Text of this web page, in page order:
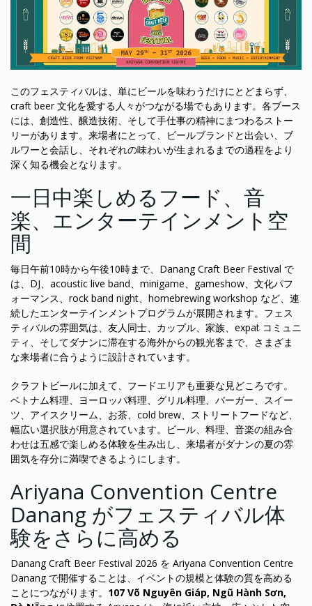
このフェスティバルは、単にビールを味わうだけにとどまらず、
craft beer 文化を愛する人々がつながる場でもあります。各ブース
には、創造性、醸造技術、そして手仕事の精神にまつわるストー
リーがあります。来場者にとって、ビールブランドと出会い、ブ
ルワーと会話し、それぞれの味わいが生まれるまでの過程をより
深く知る機会となります。
一日中楽しめるフード、音
楽、エンターテインメント空
間
毎日午前10時から午後10時まで、Danang Craft Beer Festival で
は、DJ、acoustic live band、minigame、gameshow、文化パフ
ォーマンス、rock band night、homebrewing workshop など、連
続したエンターテインメントプログラムが展開されます。フェス
ティバルの雰囲気は、友人同士、カップル、家族、expat コミュニ
ティ、そしてダナンに滞在する海外からの観光客まで、さまざま
な来場者に合うように設計されています。
クラフトビールに加えて、フードエリアも重要な見どころです。
ベトナム料理、ヨーロッパ料理、グリル料理、バーガー、スイー
ツ、アイスクリーム、お茶、cold brew、ストリートフードなど、
幅広い選択肢が用意されています。ビール、料理、音楽の組み合
わせは五感で楽しめる体験を生み出し、来場者がダナンの夏の雰
囲気を存分に満喫できるようにします。
Ariyana Convention Centre
Danang がフェスティバル体
験をさらに高める
Danang Craft Beer Festival 2026 を Ariyana Convention Centre
Danang で開催することは、イベントの規模と体験の質を高める
ことにつながります。 107 Võ Nguyên Giáp, Ngũ Hành Sơn,